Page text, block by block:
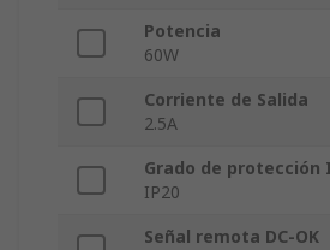
Potencia
60W
Corriente de Salida
2.5A
Grado de protección
IP20
Señal remota DC-OK